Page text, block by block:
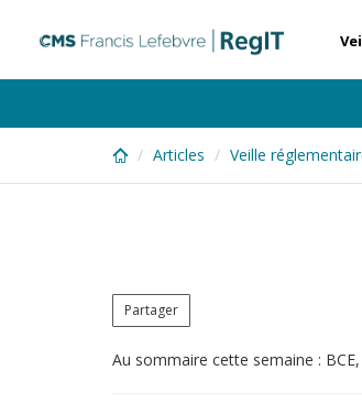
content
Articles Veille
Partager
Au sommaire cette semaine :